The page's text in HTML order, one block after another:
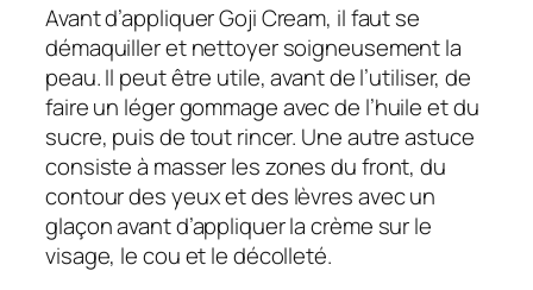
Avant d’appliquer Goji Cream, il faut se
démaquiller et nettoyer soigneusement la
peau. Il peut être utile, avant de l’utiliser, de
faire un léger gommage avec de l’huile et du
sucre, puis de tout rincer. Une autre astuce
consiste à masser les zones du front, du
contour des yeux et des lèvres avec un
glaçon avant d’appliquer la crème sur le
visage, le cou et le décolleté.